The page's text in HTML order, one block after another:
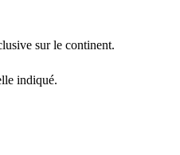
sur le continent.
indiqué.